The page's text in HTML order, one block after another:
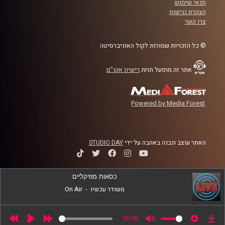
קרדיט תמונות:
תנאי שימוש
הצהרת נגישות
צרו קשר
© כל הזכויות שמורות לקול האוניברסיטה
אתר זה מופעל תחת רישיון אקו"ם
Powered by Media Forest
האתר עוצב ונבנה באהבה על ידיSTUDIO DAY
00:00
כסאות מוזיקליים
משודר עכשיו -
On Air